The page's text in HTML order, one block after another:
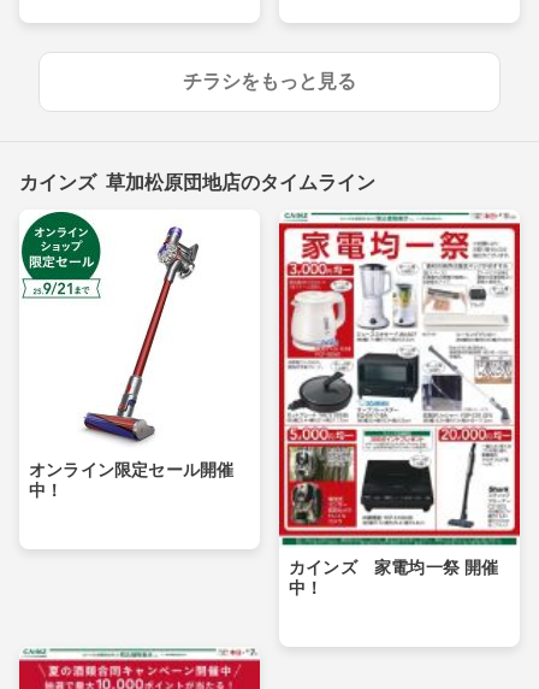
チラシをもっと見る
カインズ 草加松原団地店のタイムライン
オンライン限定セール開催
中！
カインズ 家電均一祭 開催
中！